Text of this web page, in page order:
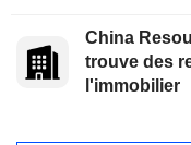
China
trouve des
l'immobilier